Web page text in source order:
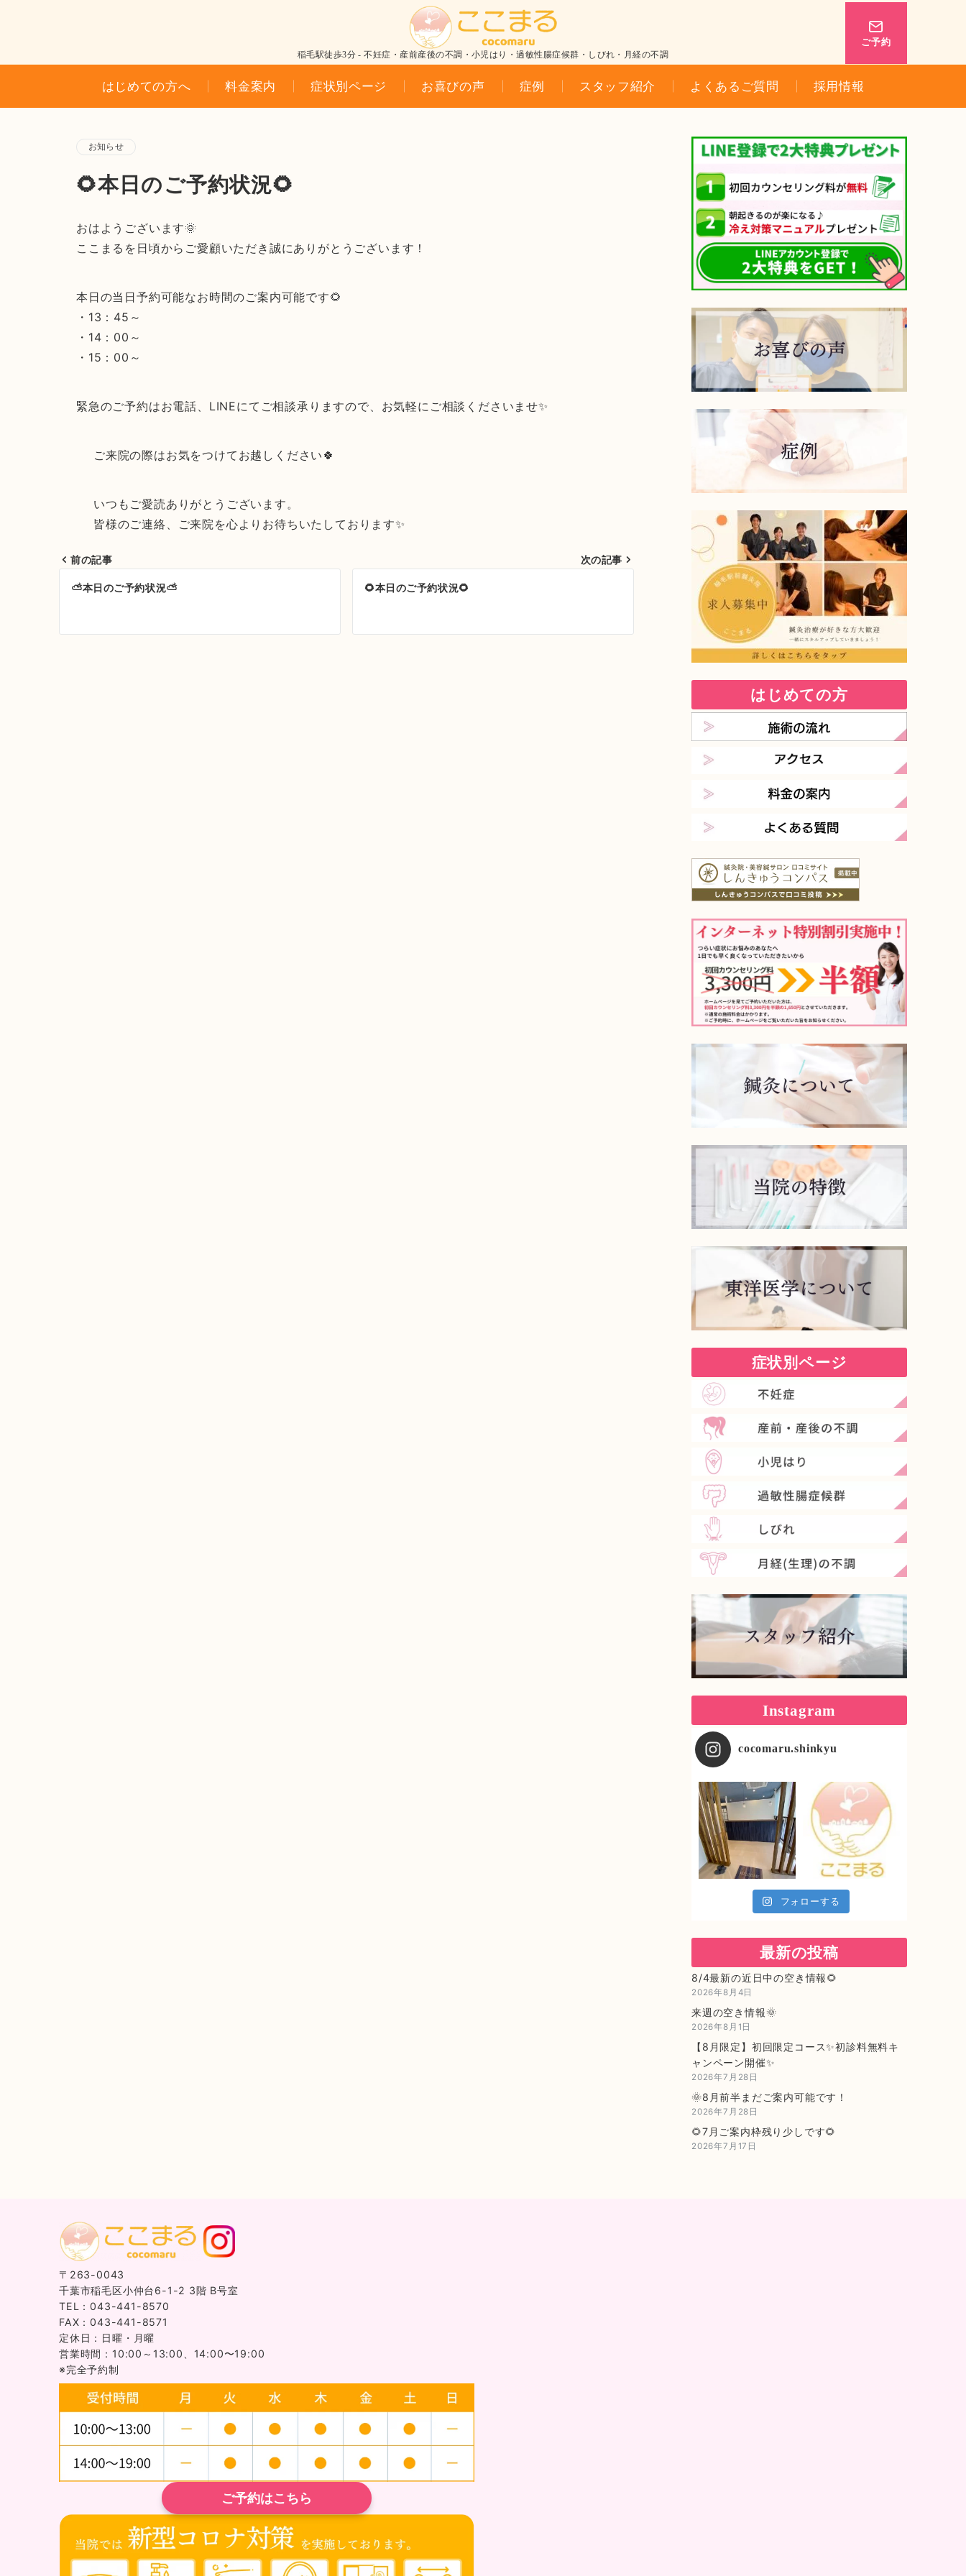
稲毛駅徒歩3分 - 不妊症・産前産後の不調・小児はり・過敏性腸症候群・しびれ・月経の不調
ご予約
はじめての方へ 料金案内 症状別ページ お喜びの声 症例 スタッフ紹介 よくあるご質問 採用情報
お知らせ
🌻本日のご予約状況🌻
おはようございます🌞
ここまるを日頃からご愛顧いただき誠にありがとうございます！
本日の当日予約可能なお時間のご案内可能です🌻
・13：45～
・14：00～
・15：00～
緊急のご予約はお電話、LINEにてご相談承りますので、お気軽にご相談くださいませ✨
ご来院の際はお気をつけてお越しください🍀
いつもご愛読ありがとうございます。
皆様のご連絡、ご来院を心よりお待ちいたしております✨
前の記事
⛅本日のご予約状況⛅
次の記事
🌻本日のご予約状況🌻
はじめての方
症状別ページ
Instagram
cocomaru.shinkyu
フォローする
最新の投稿
8/4最新の近日中の空き情報🌻
2026年8月4日
来週の空き情報🌞
2026年8月1日
【8月限定】初回限定コース✨初診料無料キ
ャンペーン開催✨
2026年7月28日
🌞8月前半まだご案内可能です！
2026年7月28日
🌻7月ご案内枠残り少しです🌻
2026年7月17日
〒263-0043
千葉市稲毛区小仲台6-1-2 3階 B号室
TEL：043-441-8570
FAX：043-441-8571
定休日：日曜・月曜
営業時間：10:00～13:00、14:00〜19:00
※完全予約制
ご予約はこちら